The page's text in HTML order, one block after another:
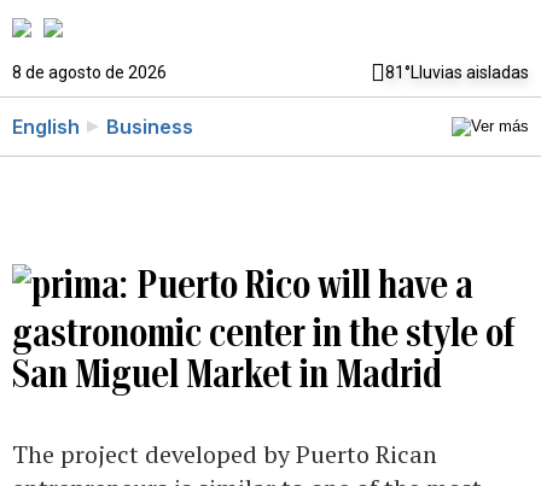
8 de agosto de 2026 81°Lluvias aisladas
English Business
Puerto Rico will have a
gastronomic center in the style of
San Miguel Market in Madrid
The project developed by Puerto Rican